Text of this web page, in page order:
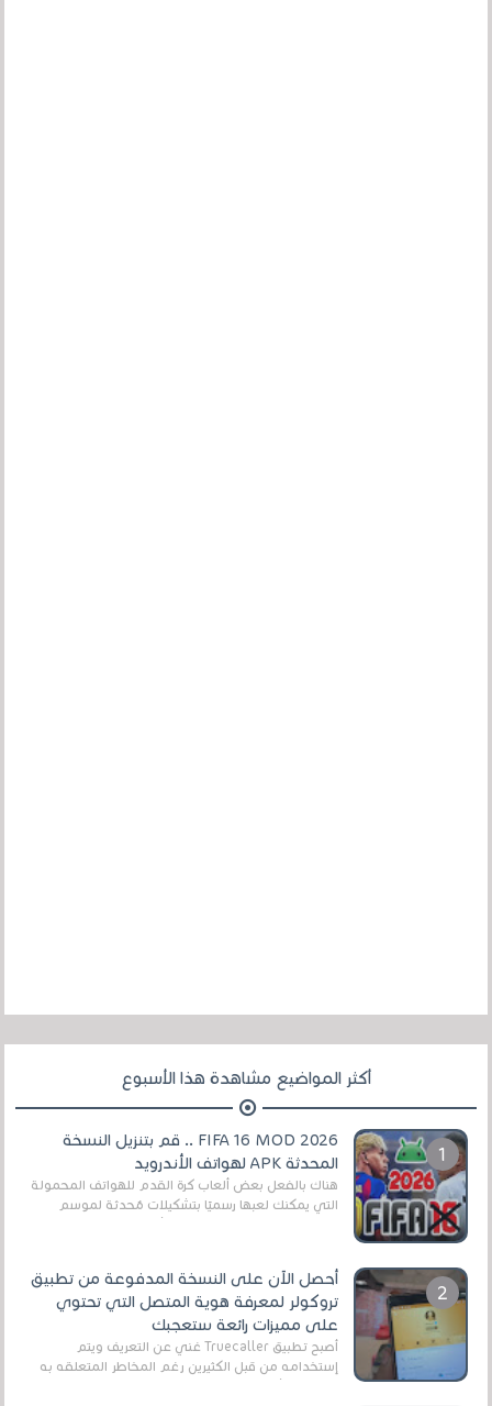
أكثر المواضيع مشاهدة هذا الأسبوع
FIFA 16 MOD 2026 .. قم بتنزيل النسخة
المحدثة APK لهواتف الأندرويد
هناك بالفعل بعض ألعاب كرة القدم للهواتف المحمولة
التي يمكنك لعبها رسميًا بتشكيلات مُحدثة لموسم
أحصل الآن على النسخة المدفوعة من تطبيق
تروكولر لمعرفة هوية المتصل التي تحتوي
على مميزات رائعة ستعجبك
أصبح تطبيق Truecaller غني عن التعريف ويتم
إستخدامه من قبل الكثيرين رغم المخاطر المتعلقه به